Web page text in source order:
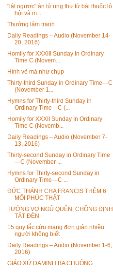
"lật ngược" án tử ung thư từ bài thuốc lô
hội và m...
Thưởng lảm tranh
Daily Readings – Audio (November 14-
20, 2016)
Homily for XXXIII Sunday In Ordinary
Time C (Novem...
Hình vẽ mà như chụp
Thirty-third Sunday in Ordinary Time—C
(November 1...
Hymns for Thirty-third Sunday in
Ordinary Time—C (...
Homily for XXXII Sunday In Ordinary
Time C (Novemb...
Daily Readings – Audio (November 7-
13, 2016)
Thirty-second Sunday in Ordinary Time
—C (November ...
Hymns for Thirty-second Sunday in
Ordinary Time—C ...
ĐỨC THÁNH CHA FRANCIS THÊM 6
MỐI PHÚC THẬT
TƯỞNG VỢ NGỦ QUÊN, CHỒNG ĐỊNH
TẮT ĐÈN
15 quy tắc cứu mạng đơn giản nhiều
người không biết
Daily Readings – Audio (November 1-6,
2016)
GIÁO XỨ ĐAMINH BA CHUÔNG